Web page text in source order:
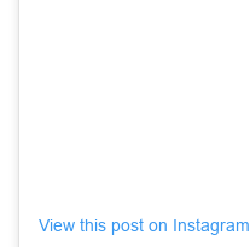
View this post on Instagram